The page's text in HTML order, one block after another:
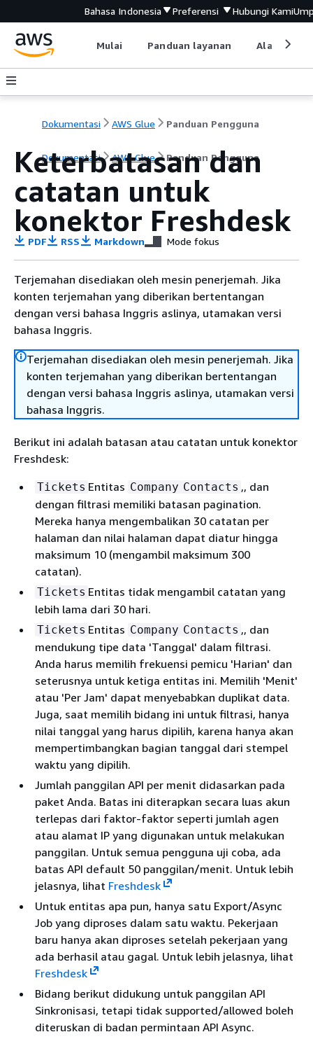
Bahasa Indonesia Preferensi Hubungi Kami
Mulai Panduan layanan Alat
Dokumentasi AWS Glue Panduan Pengguna
Dokumentasi AWS Glue Panduan Pengguna
Keterbatasan dan
catatan untuk
konektor Freshdesk
PDF RSS Markdown Mode fokus
Terjemahan disediakan oleh mesin penerjemah. Jika
konten terjemahan yang diberikan bertentangan
dengan versi bahasa Inggris aslinya, utamakan versi
bahasa Inggris.
Terjemahan disediakan oleh mesin penerjemah. Jika
konten terjemahan yang diberikan bertentangan
dengan versi bahasa Inggris aslinya, utamakan versi
bahasa Inggris.
Berikut ini adalah batasan atau catatan untuk konektor
Freshdesk:
Tickets Entitas Company Contacts ,, dan
dengan filtrasi memiliki batasan pagination.
Mereka hanya mengembalikan 30 catatan per
halaman dan nilai halaman dapat diatur hingga
maksimum 10 (mengambil maksimum 300
catatan).
Tickets Entitas tidak mengambil catatan yang
lebih lama dari 30 hari.
Tickets Entitas Company Contacts ,, dan
mendukung tipe data 'Tanggal' dalam filtrasi.
Anda harus memilih frekuensi pemicu 'Harian' dan
seterusnya untuk ketiga entitas ini. Memilih 'Menit'
atau 'Per Jam' dapat menyebabkan duplikat data.
Juga, saat memilih bidang ini untuk filtrasi, hanya
nilai tanggal yang harus dipilih, karena hanya akan
mempertimbangkan bagian tanggal dari stempel
waktu yang dipilih.
Jumlah panggilan API per menit didasarkan pada
paket Anda. Batas ini diterapkan secara luas akun
terlepas dari faktor-faktor seperti jumlah agen
atau alamat IP yang digunakan untuk melakukan
panggilan. Untuk semua pengguna uji coba, ada
batas API default 50 panggilan/menit. Untuk lebih
jelasnya, lihat Freshdesk
Untuk entitas apa pun, hanya satu Export/Async
Job yang diproses dalam satu waktu. Pekerjaan
baru hanya akan diproses setelah pekerjaan yang
ada berhasil atau gagal. Untuk lebih jelasnya, lihat
Freshdesk
Bidang berikut didukung untuk panggilan API
Sinkronisasi, tetapi tidak supported/allowed boleh
diteruskan di badan permintaan API Async.